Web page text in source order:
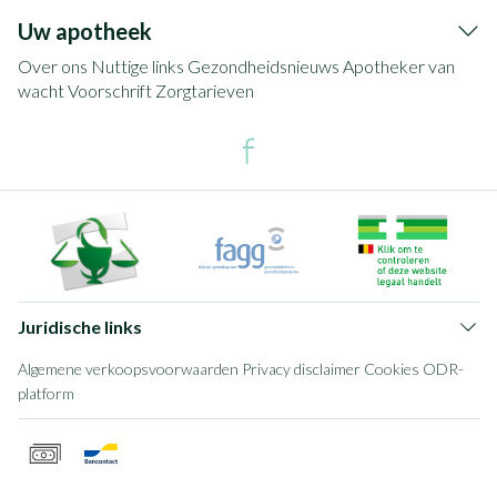
Uw apotheek
Over ons Nuttige links Gezondheidsnieuws Apotheker van
wachtVoorschrift Zorgtarieven
Juridische links
Algemene verkoopsvoorwaarden Privacy disclaimer Cookies ODR-
platform